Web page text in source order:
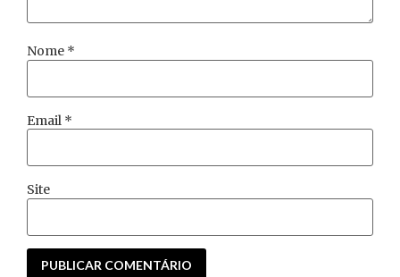
Nome *
Email *
Site